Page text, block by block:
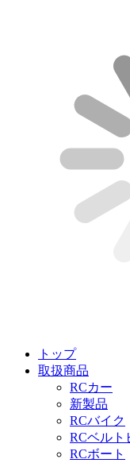
トップ
取扱商品
RCカー
新製品
RCバイク
RCベルト
RCボート